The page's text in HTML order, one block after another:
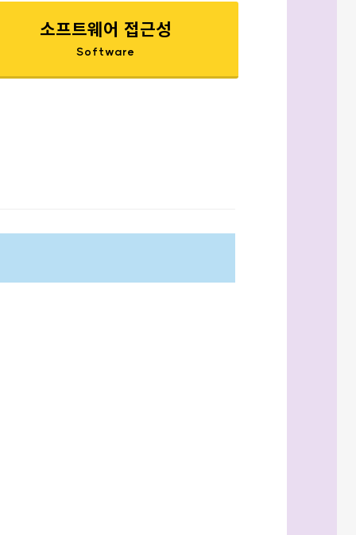
소프트웨어 접근성
Software